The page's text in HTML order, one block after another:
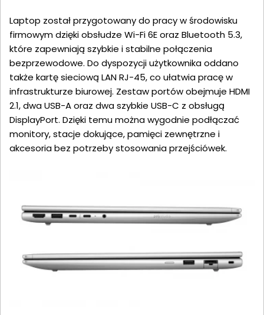
Laptop został przygotowany do pracy w środowisku
firmowym dzięki obsłudze Wi-Fi 6E oraz Bluetooth 5.3,
które zapewniają szybkie i stabilne połączenia
bezprzewodowe. Do dyspozycji użytkownika oddano
także kartę sieciową LAN RJ-45, co ułatwia pracę w
infrastrukturze biurowej. Zestaw portów obejmuje HDMI
2.1, dwa USB-A oraz dwa szybkie USB-C z obsługą
DisplayPort. Dzięki temu można wygodnie podłączać
monitory, stacje dokujące, pamięci zewnętrzne i
akcesoria bez potrzeby stosowania przejściówek.